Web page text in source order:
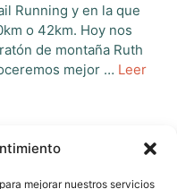
mejorar nuestros servicios
Running y en la que
o 42km. Hoy nos
de montaña Ruth
mejor … Leer